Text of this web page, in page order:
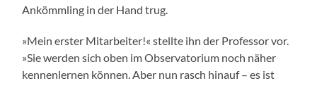
Ankömmling in der Hand trug.
»Mein erster Mitarbeiter!« stellte ihn der Professor vor.
»Sie werden sich oben im Observatorium noch näher
kennenlernen können. Aber nun rasch hinauf – es ist